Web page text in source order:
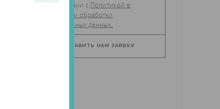
соответствии с Политикой в
отношении обработки
персональных данных.